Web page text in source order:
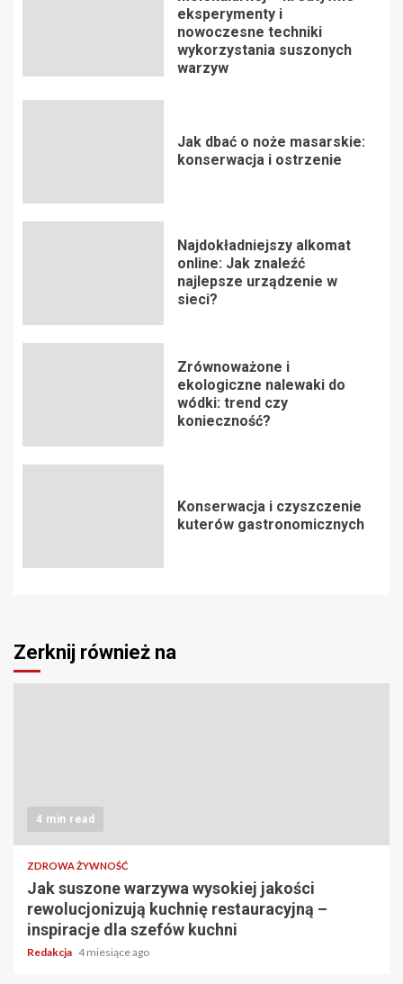
eksperymenty i
nowoczesne techniki
wykorzystania suszonych
warzyw
Jak dbać o noże masarskie:
konserwacja i ostrzenie
Najdokładniejszy alkomat
online: Jak znaleźć
najlepsze urządzenie w
sieci?
Zrównoważone i
ekologiczne nalewaki do
wódki: trend czy
konieczność?
Konserwacja i czyszczenie
kuterów gastronomicznych
Zerknij również na
4 min read
ZDROWA ŻYWNOŚĆ
Jak suszone warzywa wysokiej jakości
rewolucjonizują kuchnię restauracyjną –
inspiracje dla szefów kuchni
Redakcja 4 miesiące ago